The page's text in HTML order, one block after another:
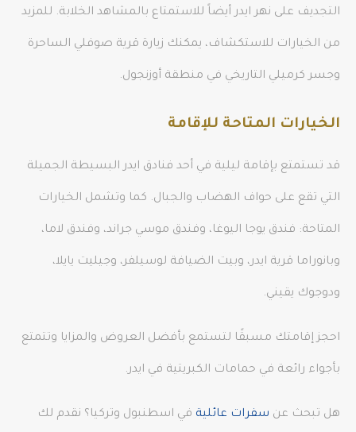
التجديف على نهر ايدر أيضاً للاستمتاع بالمشاهد الخلابة. للمزيد
من الخيارات للاستكشاف، يمكنك زيارة قرية صوفلي الساحرة
وجسر كرميلي التاريخي في منطقة أوزنجول.
الخيارات المتاحة للإقامة
قد تستمتع بإقامة ليلية في أحد فنادق ايدر البسيطة الجميلة
التي تقع على حواف الهضاب والجبال. كما وتشمل الخيارات
المتاحة: فندق يوجا اليوغا، وفندق موسي جراند، وفندق لاما،
وبانوراما قرية ايدر، وبيت الضيافة لوسيلفر، وجيليت يايلا،
ودوجوك يقيني.
احجز إقامتك مسبقًا لتستمع بأفضل العروض والمزايا وتتمتع
بأجواء رائعة في حمامات الكبريتية في ايدر.
هل تبحث عن سفرات عائلية في اسطنبول وتركيا؟ نقدم لك